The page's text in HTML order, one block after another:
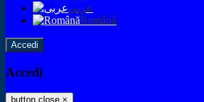
عربى
Română
Accedi
Accedi
button close ×